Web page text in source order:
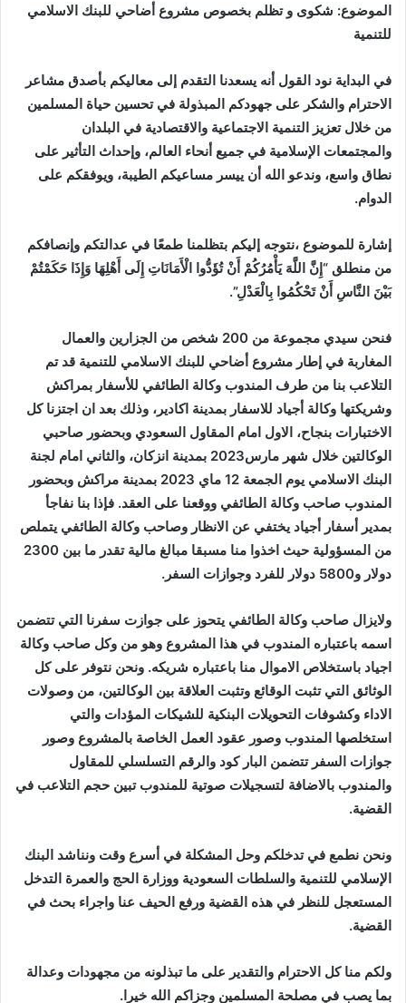
الموضوع: شكوى و تظلم بخصوص مشروع أضاحي للبنك الاسلامي
للتنمية
في البداية نود القول أنه يسعدنا التقدم إلى معاليكم بأصدق مشاعر
الاحترام والشكر على جهودكم المبذولة في تحسين حياة المسلمين
من خلال تعزيز التنمية الاجتماعية والاقتصادية في البلدان
والمجتمعات الإسلامية في جميع أنحاء العالم، وإحداث التأثير على
نطاق واسع، وندعو الله أن ييسر مساعيكم الطيبة، ويوفقكم على
الدوام.
إشارة للموضوع ،نتوجه إليكم بتظلمنا طمعًا في عدالتكم وإنصافكم
من منطلق “إِنَّ اللَّهَ يَأْمُرُكُمْ أَنْ تُؤَدُّوا الْأَمَانَاتِ إِلَى أَهْلِهَا وَإِذَا حَكَمْتُمْ
بَيْنَ النَّاسِ أَنْ تَحْكُمُوا بِالْعَدْلِ”.
فنحن سيدي مجموعة من 200 شخص من الجزارين والعمال
المغاربة في إطار مشروع أضاحي للبنك الاسلامي للتنمية قد تم
التلاعب بنا من طرف المندوب وكالة الطائفي للأسفار بمراكش
وشريكتها وكالة أجياد للاسفار بمدينة اكادير، وذلك بعد ان اجتزنا كل
الاختبارات بنجاح، الاول امام المقاول السعودي وبحضور صاحبي
الوكالتين خلال شهر مارس2023 بمدينة انزكان، والثاني امام لجنة
البنك الاسلامي يوم الجمعة 12 ماي 2023 بمدينة مراكش وبحضور
المندوب صاحب وكالة الطائفي ووقعنا على العقد. فإذا بنا نفاجأ
بمدير أسفار أجياد يختفي عن الانظار وصاحب وكالة الطائفي يتملص
من المسؤولية حيث اخذوا منا مسبقا مبالغ مالية تقدر ما بين 2300
دولار و5800 دولار للفرد وجوازات السفر.
ولايزال صاحب وكالة الطائفي يتحوز على جوازت سفرنا التي تتضمن
اسمه باعتباره المندوب في هذا المشروع وهو من وكل صاحب وكالة
اجياد باستخلاص الاموال منا باعتباره شريكه. ونحن نتوفر على كل
الوثائق التي تثبت الوقائع وتثبت العلاقة بين الوكالتين، من وصولات
الاداء وكشوفات التحويلات البنكية للشيكات المؤدات والتي
استخلصها المندوب وصور عقود العمل الخاصة بالمشروع وصور
جوازات السفر تتضمن البار كود والرقم التسلسلي للمقاول
والمندوب بالاضافة لتسجيلات صوتية للمندوب تبين حجم التلاعب في
القضية.
ونحن نطمع في تدخلكم وحل المشكلة في أسرع وقت ونناشد البنك
الإسلامي للتنمية والسلطات السعودية ووزارة الحج والعمرة التدخل
المستعجل للنظر في هذه القضية ورفع الحيف عنا واجراء بحث في
القضية.
ولكم منا كل الاحترام والتقدير على ما تبذلونه من مجهودات وعدالة
بما يصب في مصلحة المسلمين وجزاكم الله خيرا.